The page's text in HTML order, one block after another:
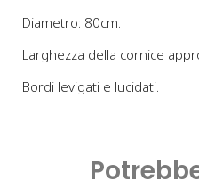
Diametro: 80cm.
Larghezza della cornice
Bordi levigati e lucidati.